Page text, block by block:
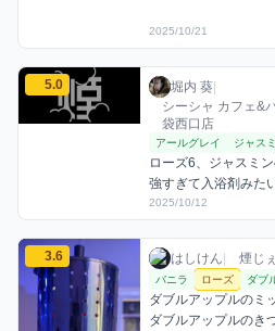
2025/10/21
堀内 葵のローズミックスを見る
5.0 堀内 葵 / お店シ
堀内 葵|
シーシャ カフェ&
袋西口店
利用フレーバー
アールグレイ ジャス
コメント
ローズ6、ジャスミ
強すぎて入浴剤みたい
評価
2025/10/12
はしけんのローズミックスを見る
3.6 はしけん / お店
はしけん| 煙じ
利用フレーバー
バニラ ローズ ダブ
コメント
ダブルアップルのミ
ダブルアップルのき
評価